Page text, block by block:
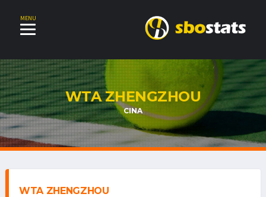
MENU
WTA ZHENGZHOU
CINA
WTA ZHENGZHOU